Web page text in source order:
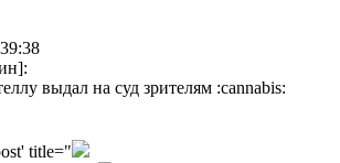
выдал на суд зрителям :cannabis:
title="